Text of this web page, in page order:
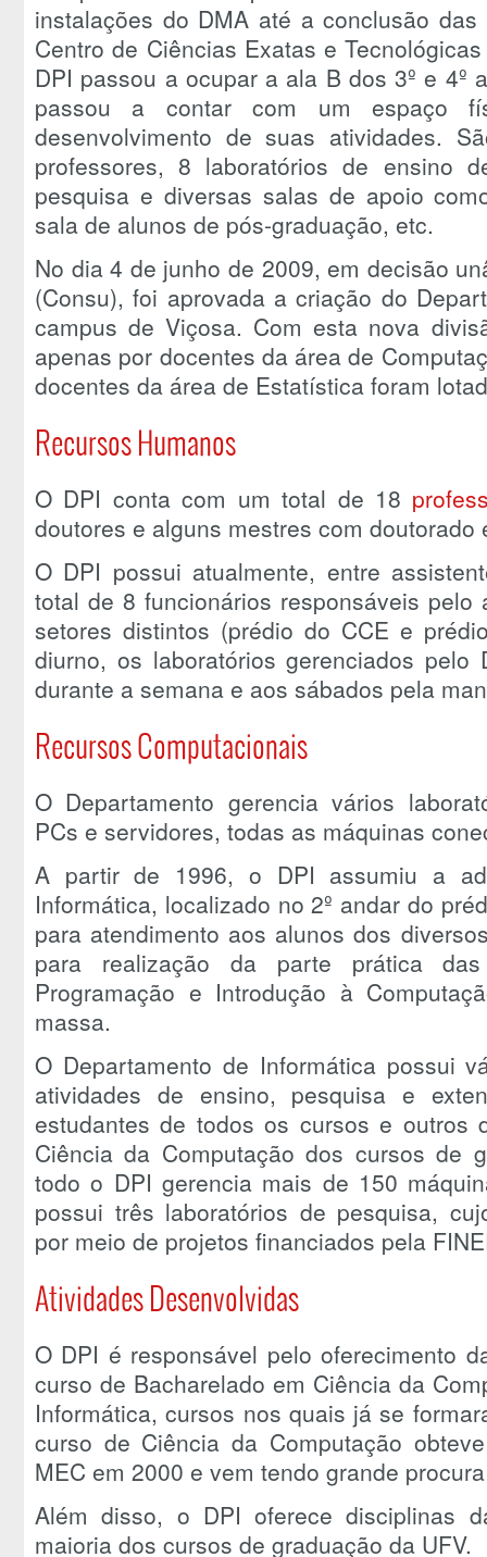
instalações do DMA até a conclusão
Centro de Ciências Exatas e
DPI passou a ocupar a ala B dos 3º e 4º
passou a contar com um espaço
desenvolvimento de suas atividades.
professores, 8 laboratórios de ensino
pesquisa e diversas salas de apoio
sala de alunos de pós-graduação, etc.
No dia 4 de junho de 2009, em decisão
(Consu), foi aprovada a criação do
campus de Viçosa. Com esta nova
apenas por docentes da área de
docentes da área de Estatística foram
Recursos Humanos
O DPI conta com um total de 18
doutores e alguns mestres com doutorado
O DPI possui atualmente, entre
total de 8 funcionários responsáveis
setores distintos (prédio do CCE e
diurno, os laboratórios gerenciados
durante a semana e aos sábados pela
Recursos Computacionais
O Departamento gerencia vários
PCs e servidores, todas as máquinas
A partir de 1996, o DPI assumiu a
Informática, localizado no 2º andar do
para atendimento aos alunos dos
para realização da parte prática
Programação e Introdução à
massa.
O Departamento de Informática possui
atividades de ensino, pesquisa e
estudantes de todos os cursos e outros
Ciência da Computação dos cursos de
todo o DPI gerencia mais de 150
possui três laboratórios de pesquisa,
por meio de projetos financiados pela
Atividades Desenvolvidas
O DPI é responsável pelo oferecimento
curso de Bacharelado em Ciência da
Informática, cursos nos quais já se
curso de Ciência da Computação
MEC em 2000 e vem tendo grande
Além disso, o DPI oferece disciplinas
maioria dos cursos de graduação da UFV.